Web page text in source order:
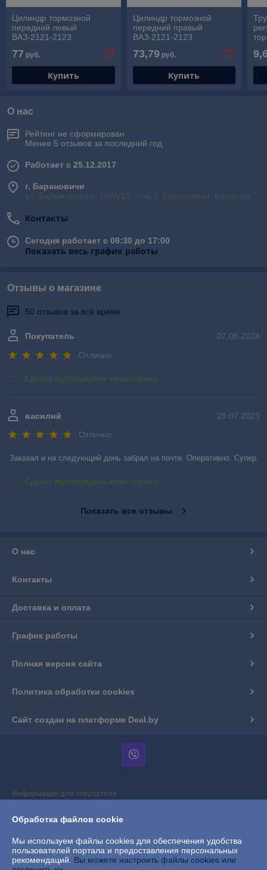
Цилиндр тормозной
передний левый
ВАЗ-2121-2123
77 руб.
Купить
Цилиндр тормозной
передний правый
ВАЗ-2121-2123
73,79руб.
Купить
О нас
Рейтинг не сформирован
Менее 5 отзывов за последний год
Работает с 25.12.2017
г. Барановичи
ул. Вильчковского, 208А/10, пом.3, Барановичи, Беларусь
Контакты
Сегодня работает с 08:30 до 17:00
Показать весь график работы
Отзывы о магазине
50 отзывов за всё время
07.05.2024
Покупатель
Отлично
Сделка подтверждена через корзину
29.07.2023
василий
Отлично
Заказал и на следующий день забрал на почте. Оперативно. Супер.
Сделка подтверждена через корзину
Показать все отзывы
О нас
Контакты
Доставка и оплата
График работы
Полная версия сайта
Политика обработки cookies
Сайт создан на платформе Deal.by
Информация для покупателя
"АприориТрейд"
Регистрационный номер ЕГР: 291046974
УНП: 291046974
Обработка файлов cookie
Мы используем файлы cookies для обеспечения удобства
пользователей портала и предоставления персональных
рекомендаций. Вы можете настроить файлы cookies или